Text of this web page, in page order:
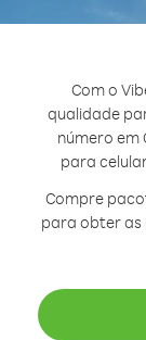
Com o
qualidade
número em
para
Compre
para obter as